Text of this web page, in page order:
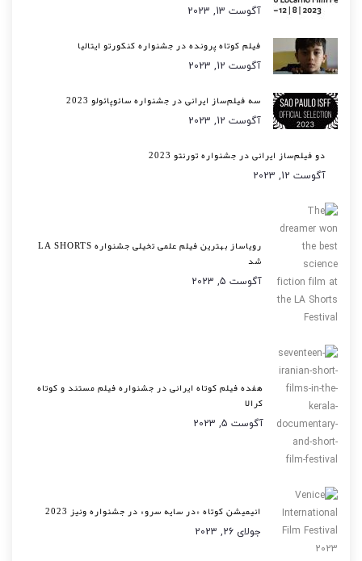
آگوست 13, 2023
فیلم کوتاه پرونده در جشنواره کنکورتو ایتالیا
آگوست 12, 2023
سه فیلم‌ساز ایرانی در جشنواره سائوپائولو 2023
آگوست 12, 2023
دو فیلم‌ساز ایرانی در جشنواره تورنتو 2023
آگوست 12, 2023
رویاساز بهترین فیلم علمی تخیلی جشنواره LA SHORTS
شد
آگوست 5, 2023
هفده فیلم کوتاه ایرانی در جشنواره فیلم مستند و کوتاه
کرالا
آگوست 5, 2023
انیمیشن کوتاه «در سایه سرو» در جشنواره ونیز 2023
جولای 26, 2023